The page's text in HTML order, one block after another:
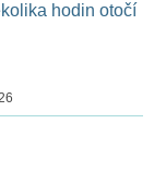
hodin otočí